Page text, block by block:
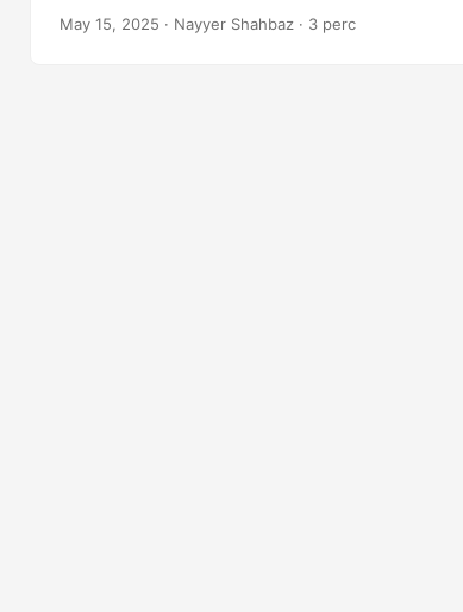
May 15, 2025 · Nayyer Shahbaz · 3 perc